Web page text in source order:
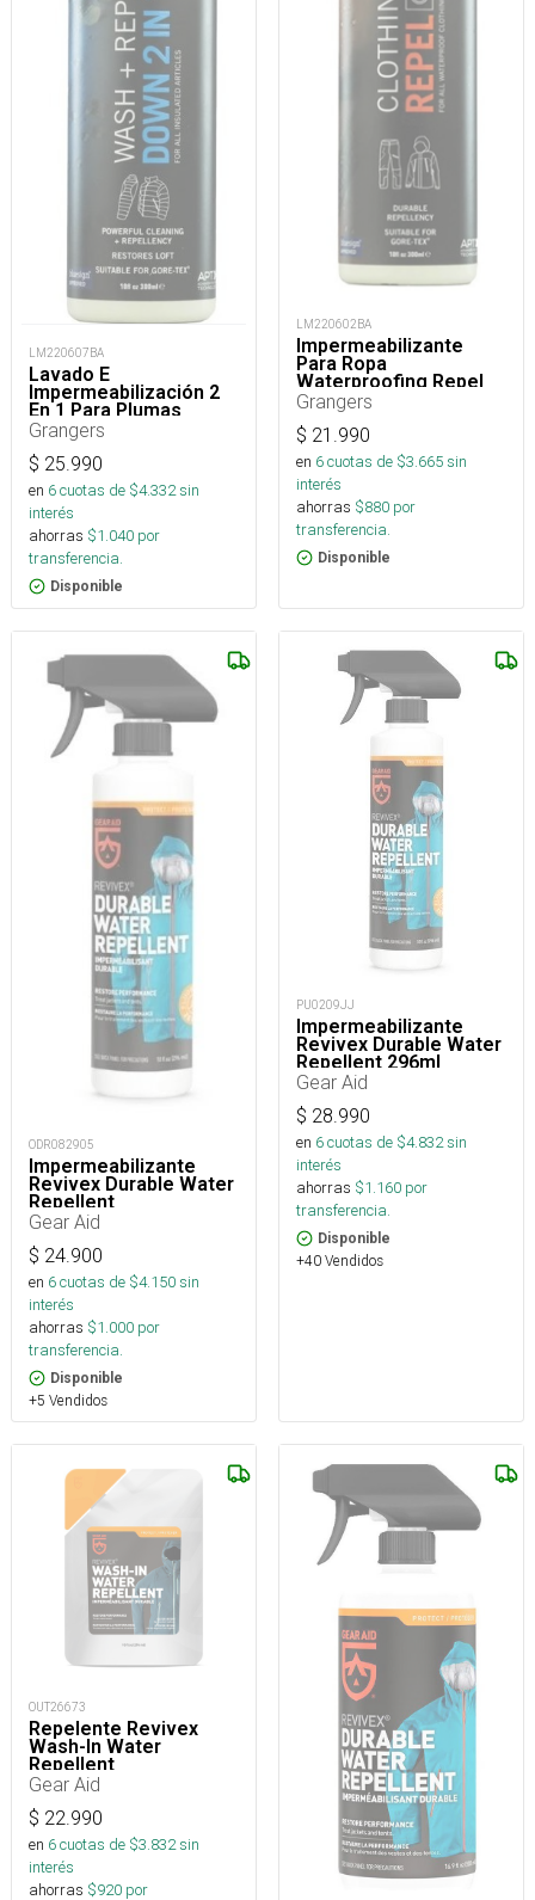
LM220607BA
Lavado E
Impermeabilización 2
En 1 Para Plumas
Grangers
$ 25.990
en 6cuotas de $4.332sin
interés
ahorras $1.040 por
transferencia.
Disponible
LM220602BA
Impermeabilizante
Para Ropa
Waterproofing Repel
300 Ml
Grangers
$ 21.990
en 6cuotas de $3.665sin
interés
ahorras $880 por
transferencia.
Disponible
ODR082905
Impermeabilizante
Revivex Durable Water
Repellent
Gear Aid
$ 24.900
en 6cuotas de $4.150sin
interés
ahorras $1.000 por
transferencia.
Disponible
+5 Vendidos
PU0209JJ
Impermeabilizante
Revivex Durable Water
Repellent 296ml
Gear Aid
$ 28.990
en 6cuotas de $4.832sin
interés
ahorras $1.160 por
transferencia.
Disponible
+40 Vendidos
OUT26673
Repelente Revivex
Wash-In Water
Repellent
Gear Aid
$ 22.990
en 6cuotas de $3.832sin
interés
ahorras $920 por